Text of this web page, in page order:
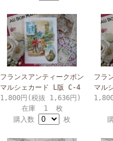
フランスアンティークボン
マルシェカード L版 C-4
1,800円(税抜 1,636円)
在庫 1 枚
購入数
枚
フラ
マル